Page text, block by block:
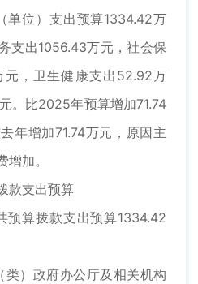
位）支出预算1334.42万
支出1056.43万元，社会保
元，卫生健康支出52.92万
。比2025年预算增加71.74
年增加71.74万元，原因主
加。
支出预算
算拨款支出预算1334.42
）政府办公厅及相关机构